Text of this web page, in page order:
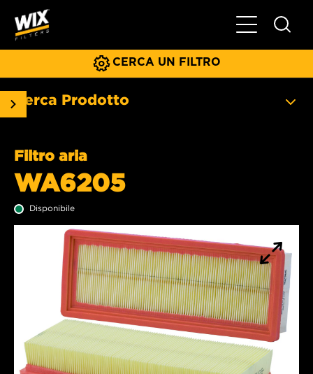
Menu
CERCA UN FILTRO
Cerca Prodotto
Filtro aria
WA6205
Disponibile